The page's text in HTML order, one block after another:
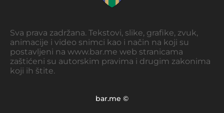
Sva prava zadržana. Tekstovi, slike, grafike, zvuk,
animacije i video snimci kao i način na koji su
postavljeni na www.bar.me web stranicama
zaštićeni su autorskim pravima i drugim zakonima
koji ih štite.
bar.me ©